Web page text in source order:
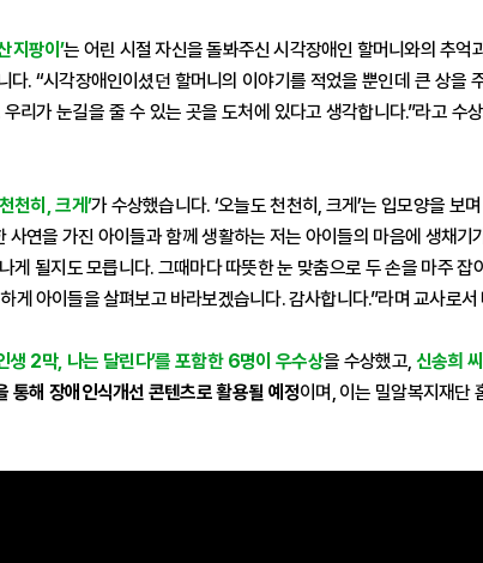
지팡이’는 어린 시절 자신을 돌봐주신 시각장애인 할머니와의 추
. “시각장애인이셨던 할머니의 이야기를 적었을 뿐인데 큰 상을
리가 눈길을 줄 수 있는 곳을 도처에 있다고 생각합니다.”라고 수
천히, 크게’가 수상했습니다. ‘오늘도 천천히, 크게’는 입모양을 보
사연을 가진 아이들과 함께 생활하는 저는 아이들의 마음에 생채
게 될지도 모릅니다. 그때마다 따뜻한 눈 맞춤으로 두 손을 마주
게 아이들을 살펴보고 바라보겠습니다. 감사합니다.”라며 교사로
생 2막, 나는 달린다’를 포함한 6명이 우수상을 수상했고, 신송희
통해 장애인식개선 콘텐츠로 활용될 예정이며, 이는 밀알복지재단